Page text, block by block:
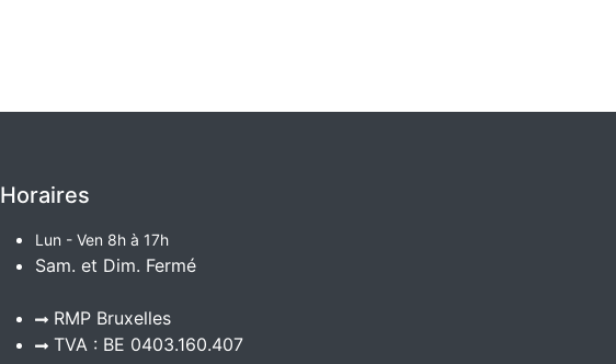
Horaires
Lun - Ven 8h à 17h
Sam. et Dim. Fermé
RMP Bruxelles
TVA : BE 0403.160.407